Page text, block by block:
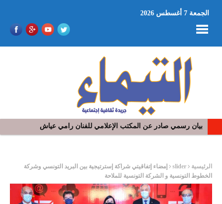
الجمعة 7 أغسطس 2026
بيان رسمي صادر عن المكتب الإعلامي للفنان رامي عياش
في افتتاح مهرجان بومخلوف الدولي: رؤوف ماهر يتالق و يشد الجمهور
الرئيسية slider
إمضاء إتفاقيتي شراكة إسترتيجية بين البريد التونسي وشركة
الخطوط التونسية و الشركة التونسية للملاحة